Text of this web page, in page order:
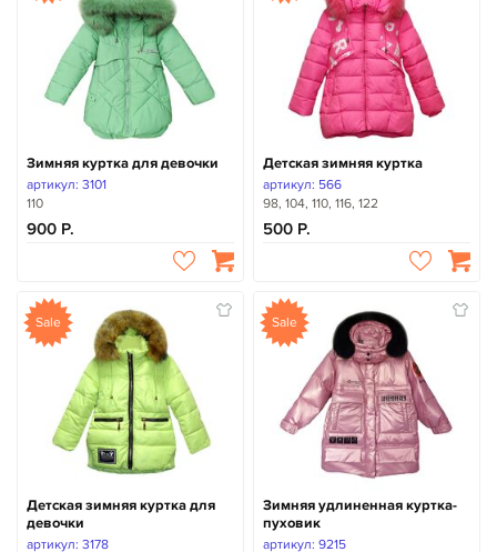
Зимняя куртка для девочки
артикул: 3101
110
900
Детская зимняя куртка
артикул: 566
98, 104, 110, 116, 122
500
Sale
Детская зимняя куртка для
девочки
артикул: 3178
Sale
Зимняя удлиненная куртка-
пуховик
артикул: 9215